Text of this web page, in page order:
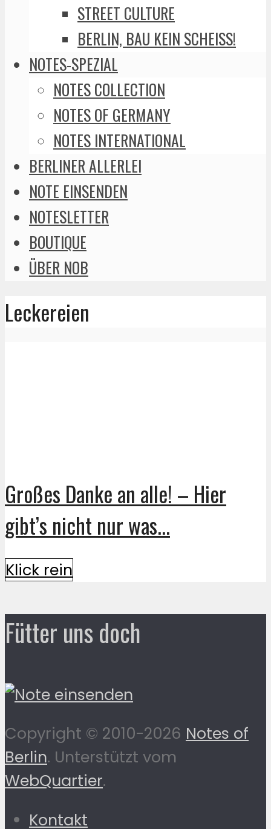
STREET CULTURE
BERLIN, BAU KEIN SCHEISS!
NOTES-SPEZIAL
NOTES COLLECTION
NOTES OF GERMANY
NOTES INTERNATIONAL
BERLINER ALLERLEI
NOTE EINSENDEN
NOTESLETTER
BOUTIQUE
ÜBER NOB
Leckereien
Großes Danke an alle! – Hier
gibt’s nicht nur was...
Klick rein
Fütter uns doch
Copyright © 2010-2026 Notes of
Berlin. Unterstützt vom
WebQuartier.
Kontakt